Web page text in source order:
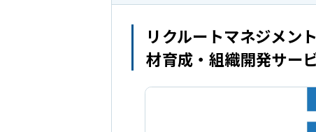
リクルートマネジメン
材育成・組織開発サー